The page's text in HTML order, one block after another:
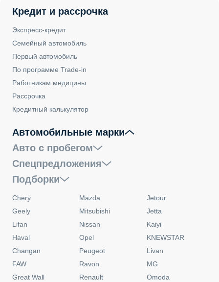
Кредит и рассрочка
Экспресс-кредит
Семейный автомобиль
Первый автомобиль
По программе Trade-in
Работникам медицины
Рассрочка
Кредитный калькулятор
Автомобильные марки
Авто с пробегом
Спецпредложения
Подборки
Chery
Geely
Lifan
Haval
Changan
FAW
Great Wall
Mazda
Mitsubishi
Nissan
Opel
Peugeot
Ravon
Renault
Jetour
Jetta
Kaiyi
KNEWSTAR
Livan
MG
Omoda